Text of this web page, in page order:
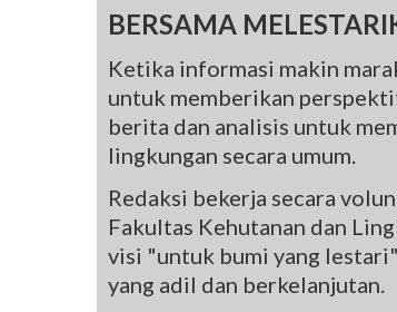
BERSAMA
Ketika informasi makin
untuk memberikan
berita dan analisis untuk
lingkungan secara umum.
Redaksi bekerja secara
Fakultas Kehutanan dan
visi "untuk bumi yang
yang adil dan berkelanjutan.